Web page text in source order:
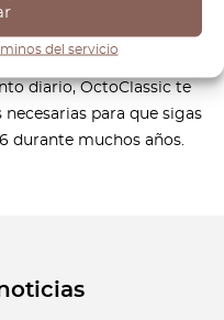
del servicio
garantiza que tu
fiabilidad y encanto.
diario, OctoClassic te
para que sigas
durante muchos años.